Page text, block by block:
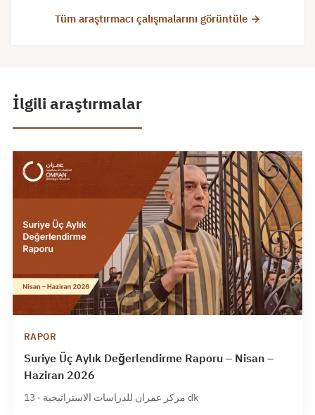
Tüm araştırmacı çalışmalarını görüntüle →
İlgili araştırmalar
RAPOR
Suriye Üç Aylık Değerlendirme Raporu – Nisan –
Haziran 2026
مركز عمران للدراسات الاستراتيجية · 13 dk